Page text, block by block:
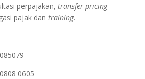
perpajakan, transfer pricing
pajak dan training.
0605